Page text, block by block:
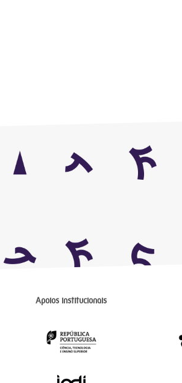
Apoios institucionais